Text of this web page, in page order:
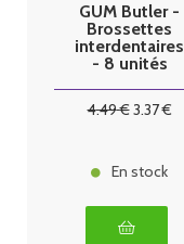
GUM Butler -
Brossettes
interdentaires
- 8 unités
4.49€3.37€
En stock